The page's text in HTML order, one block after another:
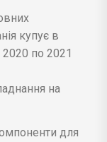
купує в
2020 по 2021
на
для